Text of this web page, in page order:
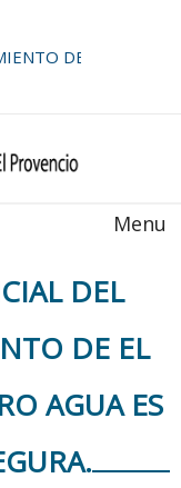
DE
Menu
DEL
DE EL
AGUA ES